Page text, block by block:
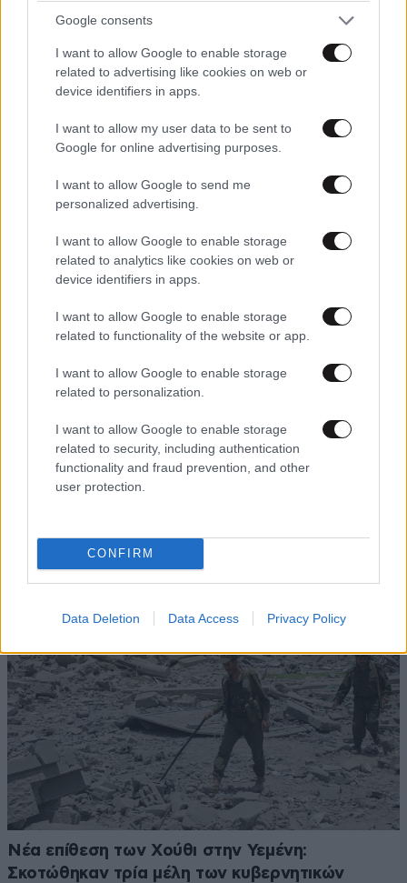
Google consents
I want to allow Google to enable storage
related to advertising like cookies on web or
device identifiers in apps.
I want to allow my user data to be sent to
Google for online advertising purposes.
I want to allow Google to send me
personalized advertising.
I want to allow Google to enable storage
related to analytics like cookies on web or
device identifiers in apps.
I want to allow Google to enable storage
related to functionality of the website or app.
I want to allow Google to enable storage
related to personalization.
I want to allow Google to enable storage
related to security, including authentication
functionality and fraud prevention, and other
user protection.
CONFIRM
Data Deletion Data Access Privacy Policy
Μακελειό σε λύκειο στην Ταϊλάνδη: Ο έφηβος
σκότωσε πρώτα τον παππού και τη γιαγιά του
και μετά άλλους έξι στο σχολείο
Συναγερμός στην Ιταλία: Συνελήφθη 16χρονος
Νέα επίθεση των Χούθι στην Υεμένη:
Σκοτώθηκαν τρία μέλη των κυβερνητικών